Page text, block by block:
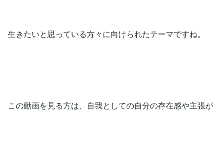
生きたいと思っている方々に向けられたテーマですね。
この動画を見る方は、自我としての自分の存在感や主張が